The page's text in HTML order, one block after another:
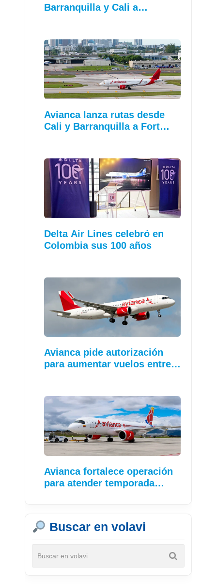
Barranquilla y Cali a…
Avianca lanza rutas desde
Cali y Barranquilla a Fort…
Delta Air Lines celebró en
Colombia sus 100 años
Avianca pide autorización
para aumentar vuelos entre…
Avianca fortalece operación
para atender temporada…
Buscar en volavi